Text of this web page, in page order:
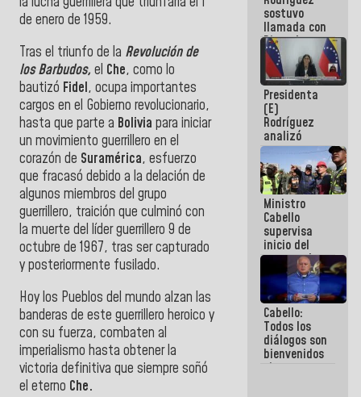
de enero de 1959.
Tras el triunfo de la Revolución de
los Barbudos, el Che, como lo
bautizó Fidel, ocupa importantes
cargos en el Gobierno revolucionario,
hasta que parte a Bolivia para iniciar
un movimiento guerrillero en el
corazón de Suramérica, esfuerzo
que fracasó debido a la delación de
algunos miembros del grupo
guerrillero, traición que culminó con
la muerte del líder guerrillero 9 de
octubre de 1967, tras ser capturado
y posteriormente fusilado.
Hoy los Pueblos del mundo alzan las
banderas de este guerrillero heroico y
con su fuerza, combaten al
imperialismo hasta obtener la
victoria definitiva que siempre soñó
el eterno Che.
sostuvo
llamada con
Dinorah
Figuera y
acuerdan
primer
encuentro
presencial
para el
diálogo
Presidenta
(E)
Rodríguez
analizó
junto a
gobernadores
planes de
recuperación
del Sistema
Eléctrico
Nacional
Ministro
Cabello
supervisa
inicio del
proceso de
demolición
de
edificaciones
declaradas
en riesgo en
La Guaira
(+Fotos)
Cabello:
Todos los
diálogos son
bienvenidos
siempre que